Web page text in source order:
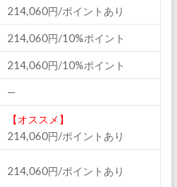
214,060円/ポイントあり
214,060円/10%ポイント
214,060円/10%ポイント
—
【オススメ】
214,060円/ポイントあり
214,060円/ポイントあり